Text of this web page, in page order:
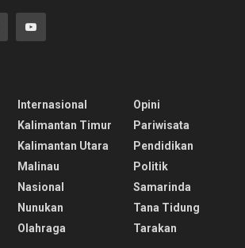
Internasional
Kalimantan Timur
Kalimantan Utara
Malinau
Nasional
Nunukan
Olahraga
Opini
Pariwisata
Pendidikan
Politik
Samarinda
Tana Tidung
Tarakan